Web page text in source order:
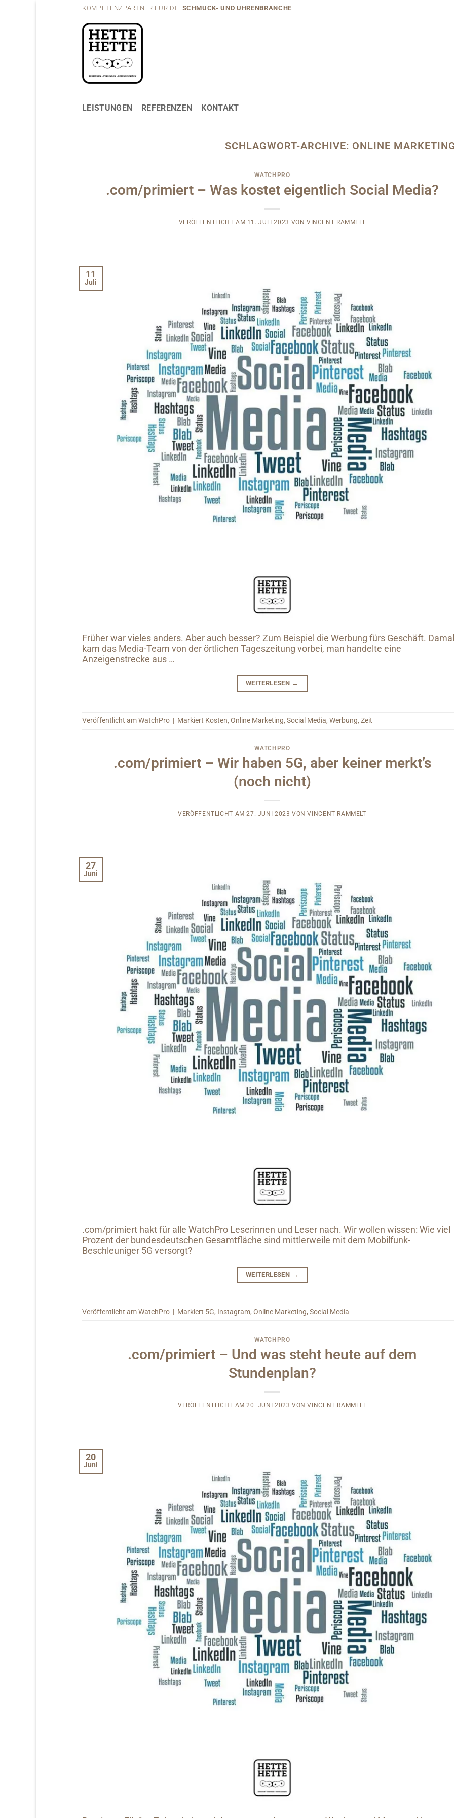
KOMPETENZPARTNER FÜR DIE SCHMUCK- UND UHRENBRANCHE
LEISTUNGEN REFERENZEN KONTAKT
SCHLAGWORT-ARCHIVE: ONLINE
WATCHPRO
.com/primiert – Was kostet eigentlich Social Media?
VERÖFFENTLICHT AM 11. JULI 2023 VON VINCENT RAMMELT
11
Juli
Früher war vieles anders. Aber auch besser? Zum Beispiel die Werbung fürs Geschäft.
kam das Media-Team von der örtlichen Tageszeitung vorbei, man handelte eine
Anzeigenstrecke aus …
WEITERLESEN →
Veröffentlicht amWatchPro | Markiert Kosten, Online Marketing, Social Media, Werbung, Zeit
WATCHPRO
.com/primiert – Wir haben 5G, aber keiner merkt’s
(noch nicht)
VERÖFFENTLICHT AM27. JUNI 2023 VONVINCENT RAMMELT
27
Juni
.com/primiert hakt für alle WatchPro Leserinnen und Leser nach. Wir wollen wissen: Wie viel
Prozent der bundesdeutschen Gesamtfläche sind mittlerweile mit dem Mobilfunk-
Beschleuniger 5G versorgt?
WEITERLESEN →
Veröffentlicht amWatchPro | Markiert 5G, Instagram, Online Marketing, Social Media
WATCHPRO
.com/primiert – Und was steht heute auf dem
Stundenplan?
VERÖFFENTLICHT AM20. JUNI 2023 VONVINCENT RAMMELT
20
Juni